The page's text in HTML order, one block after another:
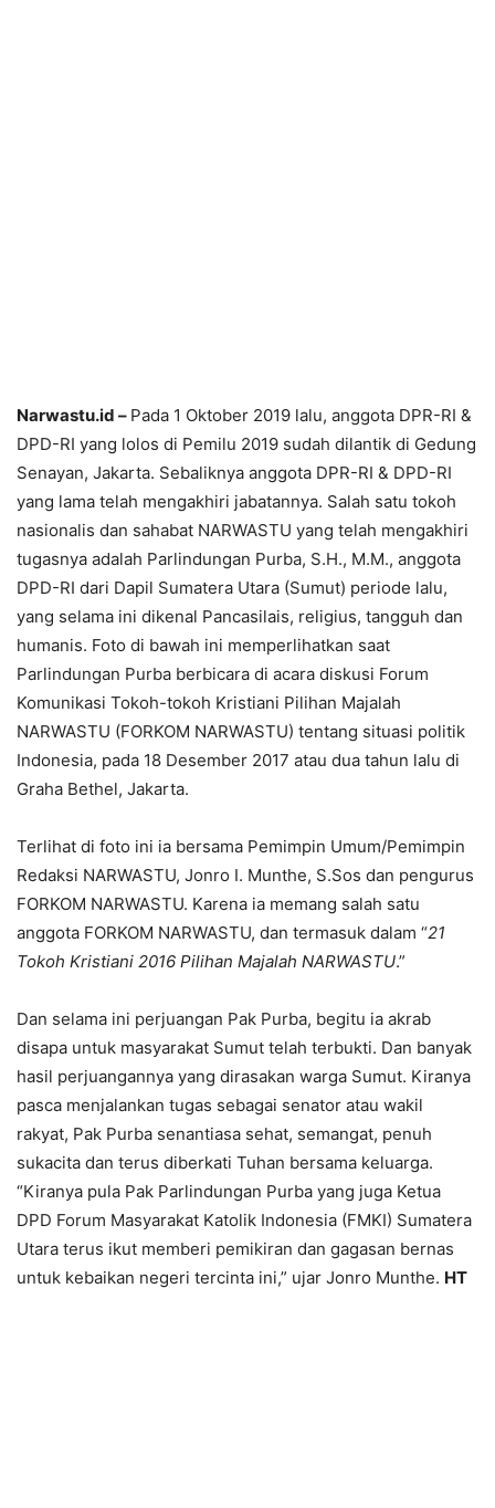
Narwastu.id – Pada 1 Oktober 2019 lalu, anggota DPR-RI &
DPD-RI yang lolos di Pemilu 2019 sudah dilantik di Gedung
Senayan, Jakarta. Sebaliknya anggota DPR-RI & DPD-RI
yang lama telah mengakhiri jabatannya. Salah satu tokoh
nasionalis dan sahabat NARWASTU yang telah mengakhiri
tugasnya adalah Parlindungan Purba, S.H., M.M., anggota
DPD-RI dari Dapil Sumatera Utara (Sumut) periode lalu,
yang selama ini dikenal Pancasilais, religius, tangguh dan
humanis. Foto di bawah ini memperlihatkan saat
Parlindungan Purba berbicara di acara diskusi Forum
Komunikasi Tokoh-tokoh Kristiani Pilihan Majalah
NARWASTU (FORKOM NARWASTU) tentang situasi politik
Indonesia, pada 18 Desember 2017 atau dua tahun lalu di
Graha Bethel, Jakarta.
Terlihat di foto ini ia bersama Pemimpin Umum/Pemimpin
Redaksi NARWASTU, Jonro I. Munthe, S.Sos dan pengurus
FORKOM NARWASTU. Karena ia memang salah satu
anggota FORKOM NARWASTU, dan termasuk dalam “21
Tokoh Kristiani 2016 Pilihan Majalah NARWASTU.”
Dan selama ini perjuangan Pak Purba, begitu ia akrab
disapa untuk masyarakat Sumut telah terbukti. Dan banyak
hasil perjuangannya yang dirasakan warga Sumut. Kiranya
pasca menjalankan tugas sebagai senator atau wakil
rakyat, Pak Purba senantiasa sehat, semangat, penuh
sukacita dan terus diberkati Tuhan bersama keluarga.
“Kiranya pula Pak Parlindungan Purba yang juga Ketua
DPD Forum Masyarakat Katolik Indonesia (FMKI) Sumatera
Utara terus ikut memberi pemikiran dan gagasan bernas
untuk kebaikan negeri tercinta ini,” ujar Jonro Munthe. HT